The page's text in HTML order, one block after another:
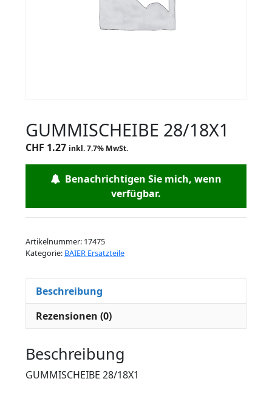
GUMMISCHEIBE 28/18X1
CHF 1.27 inkl. 7.7% MwSt.
Benachrichtigen Sie mich, wenn
verfügbar.
Artikelnummer: 17475
Kategorie: BAIER Ersatzteile
Beschreibung
Rezensionen (0)
Beschreibung
GUMMISCHEIBE 28/18X1